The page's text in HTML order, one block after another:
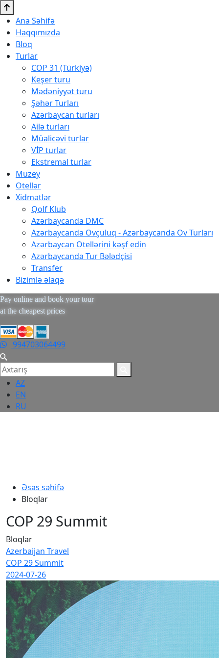
Ana Səhifə
Haqqımızda
Bloq
Turlar
COP 31 (Türkiyə)
Keşer turu
Mədəniyyət turu
Şəhər Turları
Azərbaycan turları
Ailə turları
Müalicəvi turlar
VİP turlar
Ekstremal turlar
Muzey
Otellər
Xidmətlər
Qolf Klub
Azərbaycanda DMC
Azərbaycanda Ovçuluq - Azərbaycanda Ov Turları
Azərbaycan Otellərini kəşf edin
Azərbaycanda Tur Bələdçisi
Transfer
Bizimlə əlaqə
Pay online and book your tour
at the cheapest prices
994703064499
AZ
EN
RU
Əsas səhifə
Bloqlar
COP 29 Summit
Bloqlar
Azerbaijan Travel
COP 29 Summit
2024-07-26